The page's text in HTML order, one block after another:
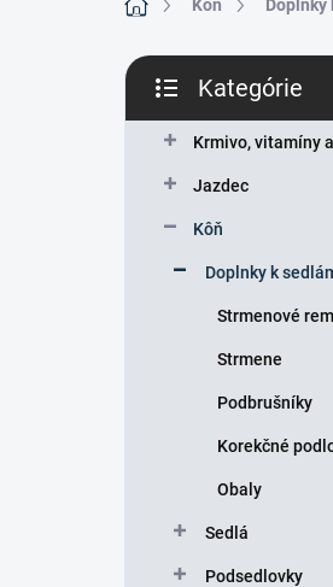
Kôň Doplnky
B
č
kategórie
Kategórie
Krmivo, vitamíny
Jazdec
Kôň
Doplnky k
Strmenové
Strmene
Podbrušníky
Korekčné
Obaly
Sedlá
Podsedlovky